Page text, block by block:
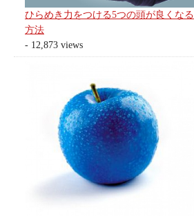
ひらめき力をつける5つの頭が良くなる
方法
- 12,873 views